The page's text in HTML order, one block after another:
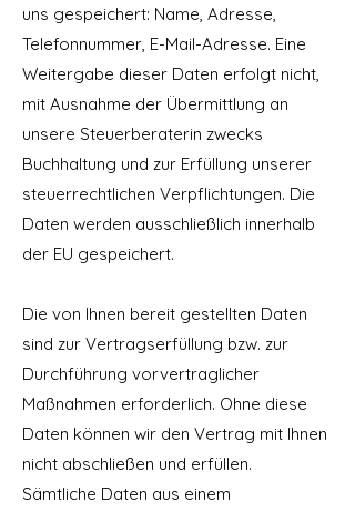
uns gespeichert: Name, Adresse,
Telefonnummer, E-Mail-Adresse. Eine
Weitergabe dieser Daten erfolgt nicht,
mit Ausnahme der Übermittlung an
unsere Steuerberaterin zwecks
Buchhaltung und zur Erfüllung unserer
steuerrechtlichen Verpflichtungen. Die
Daten werden ausschließlich innerhalb
der EU gespeichert.
Die von Ihnen bereit gestellten Daten
sind zur Vertragserfüllung bzw. zur
Durchführung vorvertraglicher
Maßnahmen erforderlich. Ohne diese
Daten können wir den Vertrag mit Ihnen
nicht abschließen und erfüllen.
Sämtliche Daten aus einem